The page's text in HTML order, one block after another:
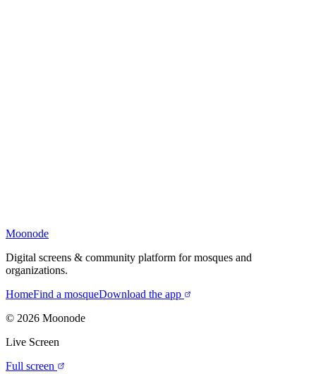
Moonode
Digital screens & community platform for mosques and
organizations.
HomeFind a mosqueDownload the app
© 2026 Moonode
Live Screen
Full screen